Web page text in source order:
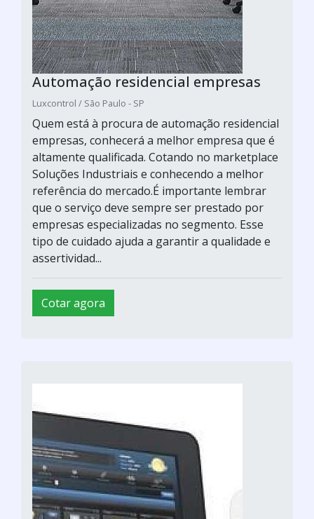
Automação residencial empresas
Luxcontrol / São Paulo - SP
Quem está à procura de automação residencial
empresas, conhecerá a melhor empresa que é
altamente qualificada. Cotando no marketplace
Soluções Industriais e conhecendo a melhor
referência do mercado.É importante lembrar
que o serviço deve sempre ser prestado por
empresas especializadas no segmento. Esse
tipo de cuidado ajuda a garantir a qualidade e
assertividad...
Cotar agora